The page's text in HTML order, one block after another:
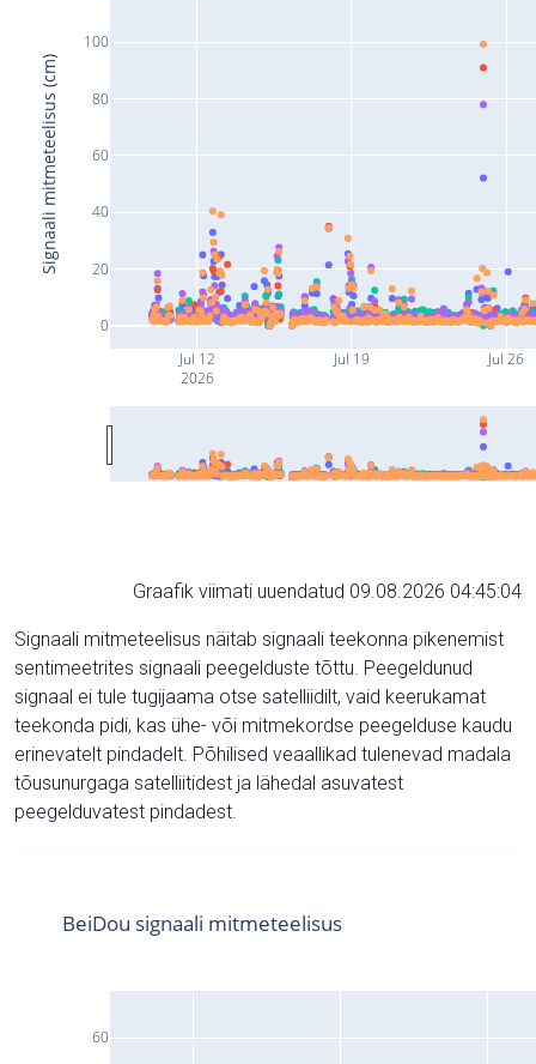
Jul 12
2026
Jul 19 Jul 26
0
20
40
60
80
100
Signaali mitmeteelisus (cm)
Graafik viimati uuendatud 09.08.2026 04:45:04
Signaali mitmeteelisus näitab signaali teekonna pikenemist
sentimeetrites signaali peegelduste tõttu. Peegeldunud
signaal ei tule tugijaama otse satelliidilt, vaid keerukamat
teekonda pidi, kas ühe- või mitmekordse peegelduse kaudu
erinevatelt pindadelt. Põhilised veaallikad tulenevad madala
tõusunurgaga satelliitidest ja lähedal asuvatest
peegelduvatest pindadest.
60
BeiDou signaali mitmeteelisus